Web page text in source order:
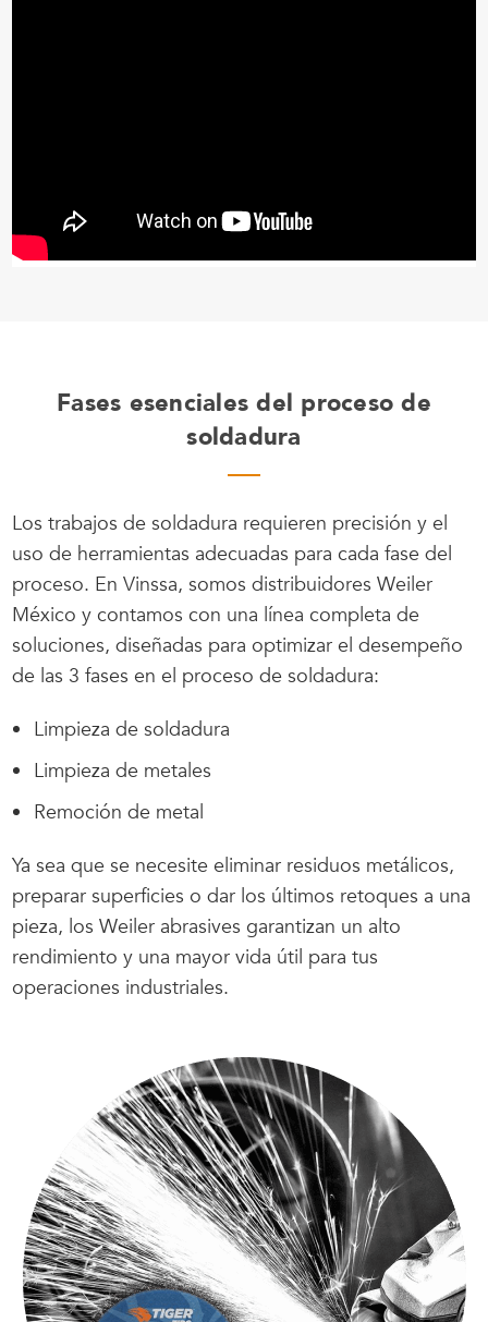
Fases esenciales del proceso de
soldadura
Los trabajos de soldadura requieren precisión y el
uso de herramientas adecuadas para cada fase del
proceso. En Vinssa, somos distribuidores Weiler
México y contamos con una línea completa de
soluciones, diseñadas para optimizar el desempeño
de las 3 fases en el proceso de soldadura:
Limpieza de soldadura
Limpieza de metales
Remoción de metal
Ya sea que se necesite eliminar residuos metálicos,
preparar superficies o dar los últimos retoques a una
pieza, los Weiler abrasives garantizan un alto
rendimiento y una mayor vida útil para tus
operaciones industriales.